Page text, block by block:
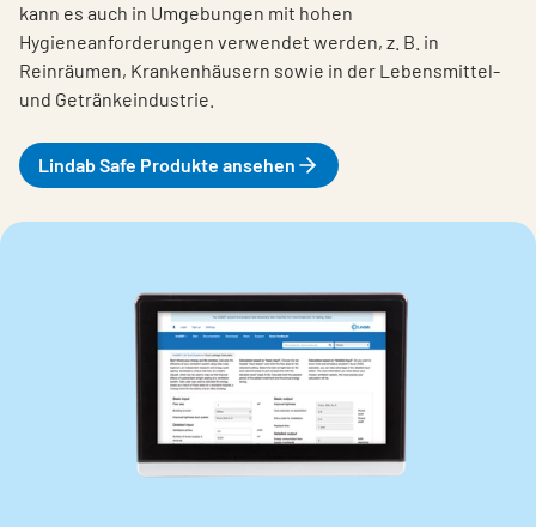
kann es auch in Umgebungen mit hohen
Hygieneanforderungen verwendet werden, z. B. in
Reinräumen, Krankenhäusern sowie in der Lebensmittel-
und Getränkeindustrie.
Lindab Safe Produkte ansehen